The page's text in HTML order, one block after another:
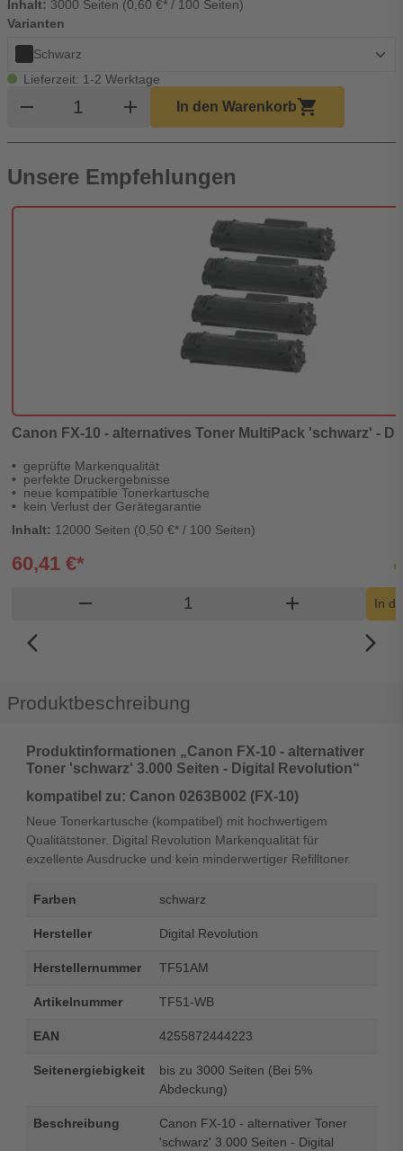
Inhalt: 3000 Seiten (0,60 €* / 100 Seiten)
Varianten
Schwarz
Lieferzeit: 1-2 Werktage
remove Produkt Warenkorb Menge
add In den Warenkorbshopping_cart
Unsere Empfehlungen
Canon FX-10 - alternatives Toner MultiPack 'schwarz' -
geprüfte Markenqualität
perfekte Druckergebnisse
neue kompatible Tonerkartusche
kein Verlust der Gerätegarantie
Inhalt: 12000 Seiten (0,50 €* / 100 Seiten)
60,41 €*
remove Produkt Warenkorb Menge
add In
arrow_back_ios_new arrow_forward_ios
Produktbeschreibung
Produktinformationen „Canon FX-10 - alternativer
Toner 'schwarz' 3.000 Seiten - Digital Revolution“
kompatibel zu: Canon 0263B002 (FX-10)
Neue Tonerkartusche (kompatibel) mit hochwertigem
Qualitätstoner. Digital Revolution Markenqualität für
exzellente Ausdrucke und kein minderwertiger Refilltoner.
Farben schwarz
Hersteller Digital Revolution
Herstellernummer TF51AM
Artikelnummer TF51-WB
EAN 4255872444223
Seitenergiebigkeit
bis zu 3000 Seiten (Bei 5%
Abdeckung)
Beschreibung
Canon FX-10 - alternativer Toner
'schwarz' 3.000 Seiten - Digital